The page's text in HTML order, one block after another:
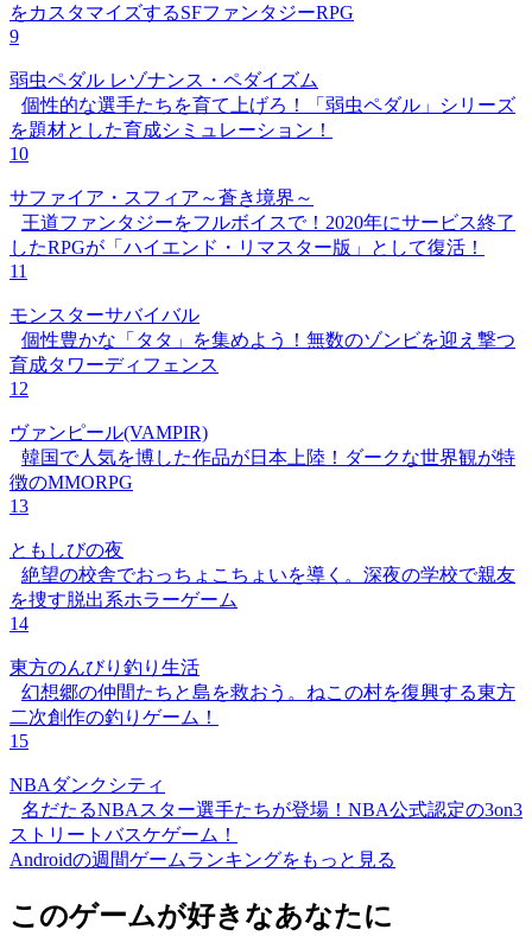
をカスタマイズするSFファンタジーRPG
9
弱虫ペダル レゾナンス・ペダイズム
個性的な選手たちを育て上げろ！「弱虫ペダル」シリーズ
を題材とした育成シミュレーション！
10
サファイア・スフィア～蒼き境界～
王道ファンタジーをフルボイスで！2020年にサービス終了
したRPGが「ハイエンド・リマスター版」として復活！
11
モンスターサバイバル
個性豊かな「タタ」を集めよう！無数のゾンビを迎え撃つ
育成タワーディフェンス
12
ヴァンピール(VAMPIR)
韓国で人気を博した作品が日本上陸！ダークな世界観が特
徴のMMORPG
13
ともしびの夜
絶望の校舎でおっちょこちょいを導く。深夜の学校で親友
を捜す脱出系ホラーゲーム
14
東方のんびり釣り生活
幻想郷の仲間たちと島を救おう。ねこの村を復興する東方
二次創作の釣りゲーム！
15
NBAダンクシティ
名だたるNBAスター選手たちが登場！NBA公式認定の3on3
ストリートバスケゲーム！
Androidの週間ゲームランキングをもっと見る
このゲームが好きなあなたに